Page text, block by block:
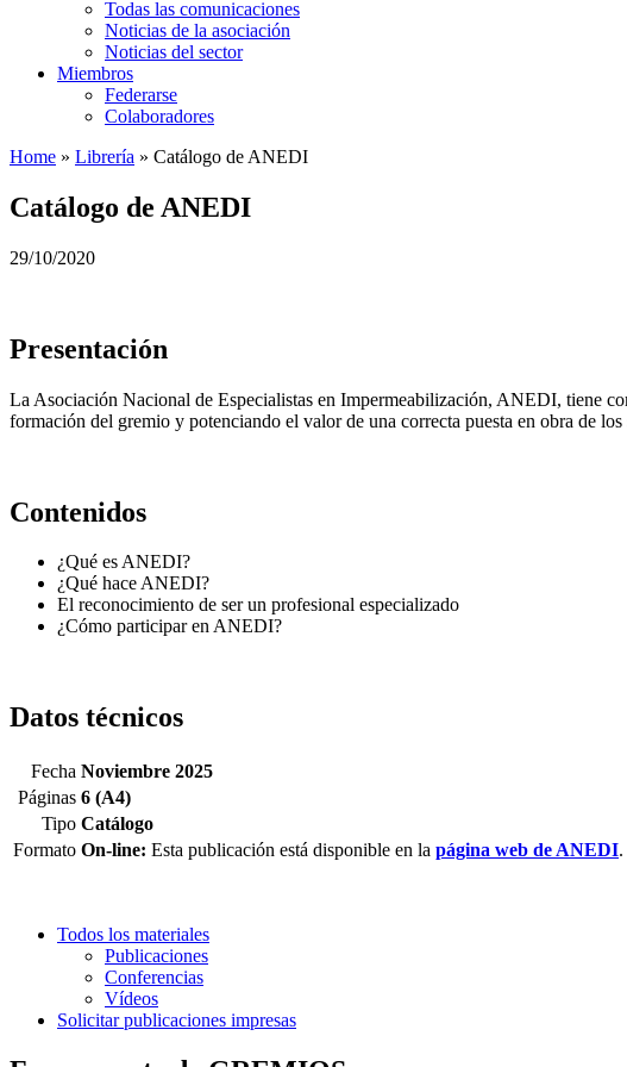
Todas las comunicaciones
Noticias de la asociación
Noticias del sector
Miembros
Federarse
Colaboradores
Home » Librería » Catálogo de ANEDI
Catálogo de ANEDI
29/10/2020
Presentación
La Asociación Nacional de Especialistas en Impermeabilización, ANEDI, tiene
formación del gremio y potenciando el valor de una correcta puesta en obra de
Contenidos
¿Qué es ANEDI?
¿Qué hace ANEDI?
El reconocimiento de ser un profesional especializado
¿Cómo participar en ANEDI?
Datos técnicos
Fecha Noviembre 2025
Páginas 6 (A4)
Tipo Catálogo
Formato On-line: Esta publicación está disponible en la página web de ANEDI.
Todos los materiales
Publicaciones
Conferencias
Vídeos
Solicitar publicaciones impresas